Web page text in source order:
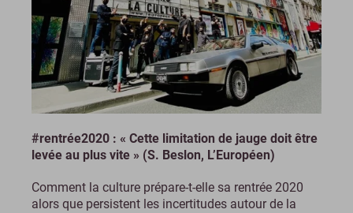
#rentrée2020 : « Cette limitation de jauge doit être
levée au plus vite » (S. Beslon, L’Européen)
Comment la culture prépare-t-elle sa rentrée 2020
alors que persistent les incertitudes autour de la